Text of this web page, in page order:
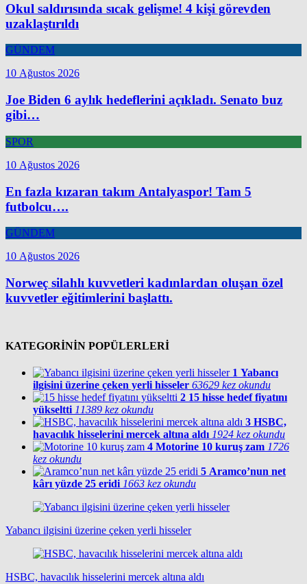
Okul saldırısında sıcak gelişme! 4 kişi görevden
uzaklaştırıldı
GÜNDEM
10 Ağustos 2026
Joe Biden 6 aylık hedeflerini açıkladı. Senato buz
gibi…
SPOR
10 Ağustos 2026
En fazla kızaran takım Antalyaspor! Tam 5
futbolcu….
GÜNDEM
10 Ağustos 2026
Norweç silahlı kuvvetleri kadınlardan oluşan özel
kuvvetler eğitimlerini başlattı.
KATEGORİNİN POPÜLERLERİ
1 Yabancı
ilgisini üzerine çeken yerli hisseler 63629 kez okundu
2 15 hisse hedef fiyatını
yükseltti 11389 kez okundu
3 HSBC,
havacılık hisselerini mercek altına aldı 1924 kez okundu
4 Motorine 10 kuruş zam 1726
kez okundu
5 Aramco’nun net
kârı yüzde 25 eridi 1663 kez okundu
Yabancı ilgisini üzerine çeken yerli hisseler
HSBC, havacılık hisselerini mercek altına aldı